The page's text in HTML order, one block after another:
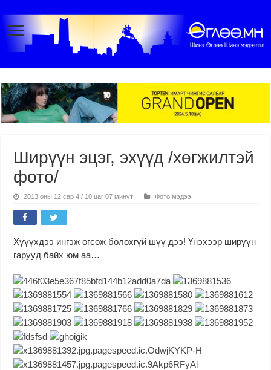
Ширүүн эцэг, эхүүд /хөгжилтэй
фото/
2013 оны 12 сар 4 / 10 цаг 07 минут Фото мэдээ
Хүүүхдээ ингэж өгсөж болохгүй шүү дээ! Үнэхээр ширүүн
гарууд байх юм аа…